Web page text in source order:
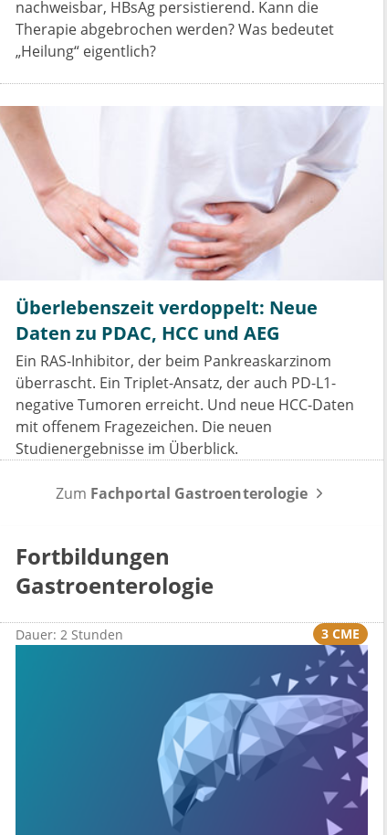
nachweisbar, HBsAg persistierend. Kann die
Therapie abgebrochen werden? Was bedeutet
„Heilung“ eigentlich?
Überlebenszeit verdoppelt: Neue
Daten zu PDAC, HCC und AEG
Ein RAS-Inhibitor, der beim Pankreaskarzinom
überrascht. Ein Triplet-Ansatz, der auch PD-L1-
negative Tumoren erreicht. Und neue HCC-Daten
mit offenem Fragezeichen. Die neuen
Studienergebnisse im Überblick.
Zum Fachportal Gastroenterologie
Fortbildungen
Gastroenterologie
Dauer: 2 Stunden 3 CME